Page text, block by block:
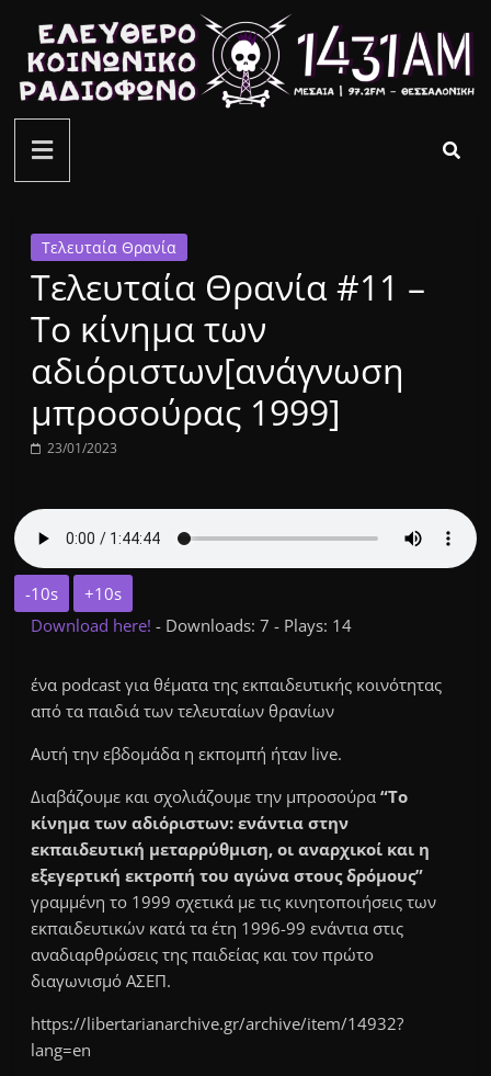
περιεχόμενο
ελεύθερο
κοινωνικό
ραδιόφωνο
1431AM
Τελευταία Θρανία
Τελευταία Θρανία #11 –
Το κίνημα των
αδιόριστων[ανάγνωση
μπροσούρας 1999]
23/01/2023
-10s
+10s
Download here!- Downloads: 7 - Plays: 14
ένα podcast για θέματα της εκπαιδευτικής κοινότητας
από τα παιδιά των τελευταίων θρανίων
Αυτή την εβδομάδα η εκπομπή ήταν live.
Διαβάζουμε και σχολιάζουμε την μπροσούρα“Το
κίνημα των αδιόριστων: ενάντια στην
εκπαιδευτική μεταρρύθμιση, οι αναρχικοί και η
εξεγερτική εκτροπή του αγώνα στους δρόμους”
γραμμένη το 1999 σχετικά με τις κινητοποιήσεις των
εκπαιδευτικών κατά τα έτη 1996-99 ενάντια στις
αναδιαρθρώσεις της παιδείας και τον πρώτο
διαγωνισμό ΑΣΕΠ.
https://libertarianarchive.gr/archive/item/14932?
lang=en